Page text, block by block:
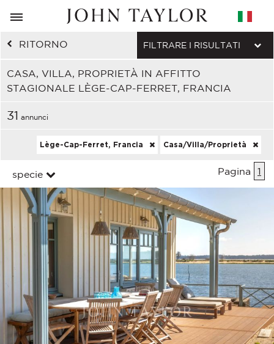
RITORNO
CASA, VILLA, PROPRIETÀ IN AFFITTO
STAGIONALE LÈGE-CAP-FERRET, FRANCIA
FILTRARE I RISULTATI
31 annunci
Lège-Cap-Ferret, Francia Casa/Villa/Proprietà
specie Pagina 1